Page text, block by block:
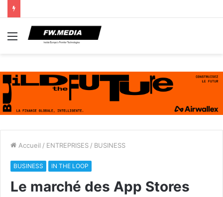
Menu
Accueil / ENTREPRISES / BUSINESS
BUSINESS IN THE LOOP
Le marché des App Stores